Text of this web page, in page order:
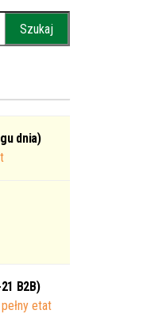
dnia)
B2B)
etat